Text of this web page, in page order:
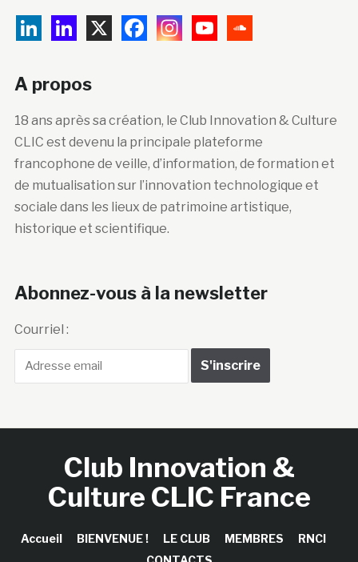
A propos
18 ans après sa création, le Club Innovation & Culture
CLIC est devenu la principale plateforme
francophone de veille, d’information, de formation et
de mutualisation sur l’innovation technologique et
sociale dans les lieux de patrimoine artistique,
historique et scientifique.
Abonnez-vous à la newsletter
Courriel :
Club Innovation &
Culture CLIC France
Accueil BIENVENUE ! LE CLUB MEMBRES
RNCI